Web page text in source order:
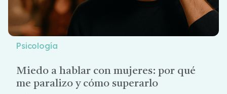
Psicología
Miedo a hablar con mujeres: por qué
me paralizo y cómo superarlo